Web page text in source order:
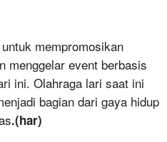
mempromosikan
menggelar event berbasis
ini. Olahraga lari saat ini
bagian dari gaya hidup
.(har)